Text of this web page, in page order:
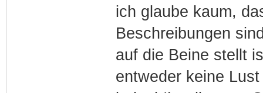
ich glaube kaum,
Beschreibungen
auf die Beine stellt
entweder keine